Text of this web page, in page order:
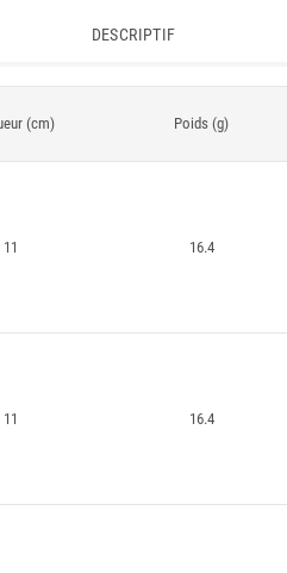
DESCRIPTIF
(cm) Poids (g)
11 16.4
11 16.4